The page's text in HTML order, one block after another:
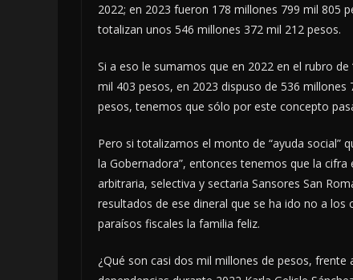
2022; en 2023 fueron 178 millones 799 mil 805
totalizan unos 546 millones 372 mil 212 pesos.
Si a eso le sumamos que en 2022 en el rubro
mil 403 pesos, en 2023 dispuso de 536
pesos, tenemos que sólo por este concepto
Pero si totalizamos el monto de “ayuda social”
la Gobernadora”, entonces tenemos que la
arbitraria, selectiva y sectaria Sansores San
resultados de ese dineral que se ha ido no a
paraísos fiscales la familia feliz.
¿Qué son casi dos mil millones de pesos,